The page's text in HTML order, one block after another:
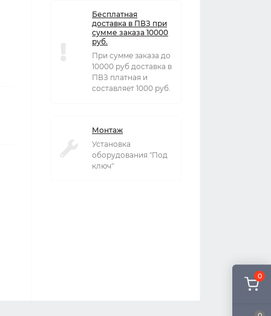
0
Бесплатная
доставка в ПВЗ при
сумме заказа 10000
руб.
При сумме заказа до
10000 руб доставка в
ПВЗ платная и
составляет 1000 руб.
Монтаж
Установка
оборудования "Под
ключ"